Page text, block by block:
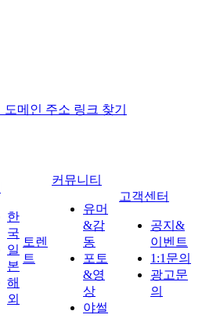
한
국
일
본
해
외
토렌
트
커뮤니티
유머
&감
동
포토
&영
상
야썰
고객센터
공지&
이벤트
1:1문의
광고문
의